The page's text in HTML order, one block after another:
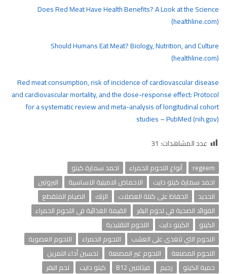
Does Red Meat Have Health Benefits? A Look at the Science
(healthline.com)
Should Humans Eat Meat? Biology, Nutrition, and Culture
(healthline.com)
Red meat consumption, risk of incidence of cardiovascular disease
and cardiovascular mortality, and the dose-response effect: Protocol
for a systematic review and meta-analysis of longitudinal cohort
studies – PubMed (nih.gov)
عدد المشاهدات: 31
regeem أنواع اللحوم الحمراء
احمد سمارة كيتو
احمد سمارة كيتو دايت
الاحماض الامينية الاساسية
البروتين
الحديد
الحفاظ على كتلة العضلات الزنك
الصيام المتقطع
الفوائد الصحية في لحوم البقر
القيمة الغذائية في اللحوم الحمراء
الكيتو
الكيتو دايت
اللحوم التقليدية
اللحوم التي تتغذى على العشب
اللحوم الحمراء
اللحوم العضوية
اللحوم المصنعة
اللحوم غير المصنعة
تحسين أداء التمرين
حمية الكيتو
رجيم فيتامين B12 كيتو دايت
لحم البقر